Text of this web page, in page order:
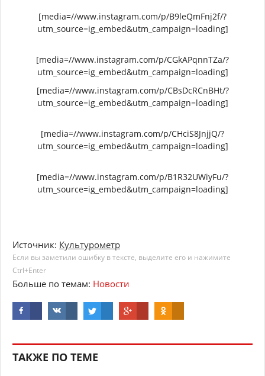
[media=//www.instagram.com/p/B9leQmFnj2f/?
utm_source=ig_embed&utm_campaign=loading]
[media=//www.instagram.com/p/CGkAPqnnTZa/?
utm_source=ig_embed&utm_campaign=loading]
[media=//www.instagram.com/p/CBsDcRCnBHt/?
utm_source=ig_embed&utm_campaign=loading]
[media=//www.instagram.com/p/CHciS8JnjjQ/?
utm_source=ig_embed&utm_campaign=loading]
[media=//www.instagram.com/p/B1R32UWiyFu/?
utm_source=ig_embed&utm_campaign=loading]
Источник: Культурометр
Если вы заметили ошибку в тексте, выделите его и нажимите
Ctrl+Enter
Больше по темам: Новости
ТАКЖЕ ПО ТЕМЕ